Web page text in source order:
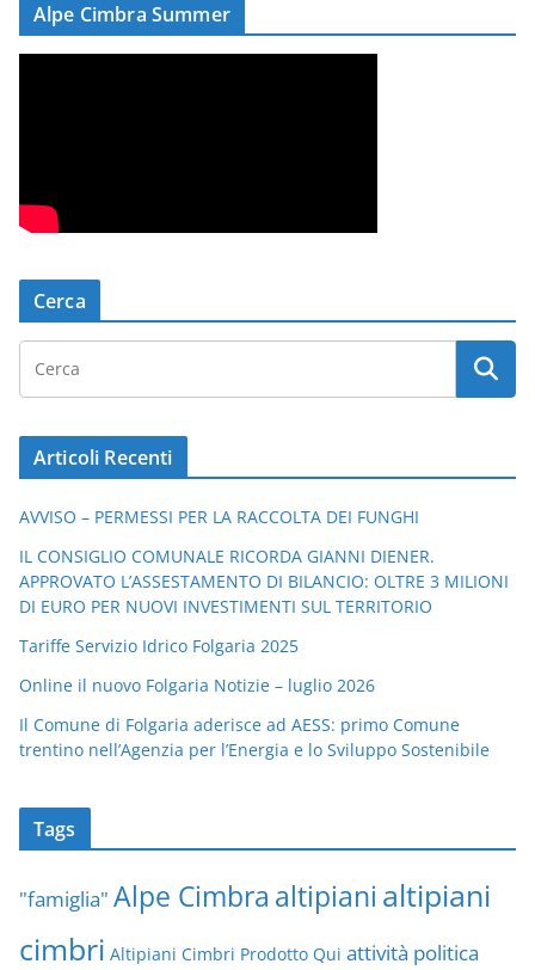
Alpe Cimbra Summer
Cerca
Articoli Recenti
AVVISO – PERMESSI PER LA RACCOLTA DEI FUNGHI
IL CONSIGLIO COMUNALE RICORDA GIANNI DIENER.
APPROVATO L’ASSESTAMENTO DI BILANCIO: OLTRE 3 MILIONI
DI EURO PER NUOVI INVESTIMENTI SUL TERRITORIO
Tariffe Servizio Idrico Folgaria 2025
Online il nuovo Folgaria Notizie – luglio 2026
Il Comune di Folgaria aderisce ad AESS: primo Comune
trentino nell’Agenzia per l’Energia e lo Sviluppo Sostenibile
Tags
"famiglia" Alpe Cimbra altipiani altipiani
cimbri Altipiani Cimbri Prodotto Qui attività politica